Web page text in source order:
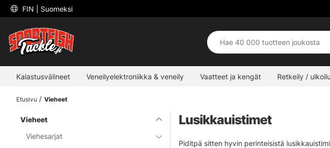
FIN | Suomeksi
Kalastusvälineet Veneilyelektroniikka & veneily Vaatteet ja kengät Retkeily / ulkoilu
Etusivu Vieheet
Vieheet
Viehesarjat
Lusikkauistimet
Piditpä sitten hyvin perinteisistä